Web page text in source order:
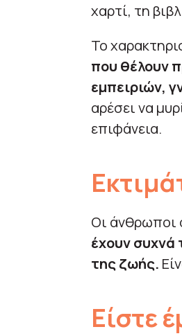
χαρτί, τη
Το
που θέλουν
εμπειριών,
αρέσει να
επιφάνεια.
Οι άνθρωποι
έχουν συχνά
της ζωής.
Είστε